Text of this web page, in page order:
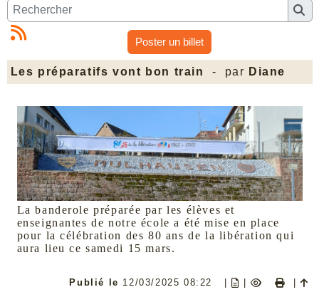
Poster un billet
Les préparatifs vont bon train - par Diane
La banderole préparée par les élèves et
enseignantes de notre école a été mise en place
pour la célébration des 80 ans de la libération qui
aura lieu ce samedi 15 mars.
Publié le 12/03/2025 08:22 |